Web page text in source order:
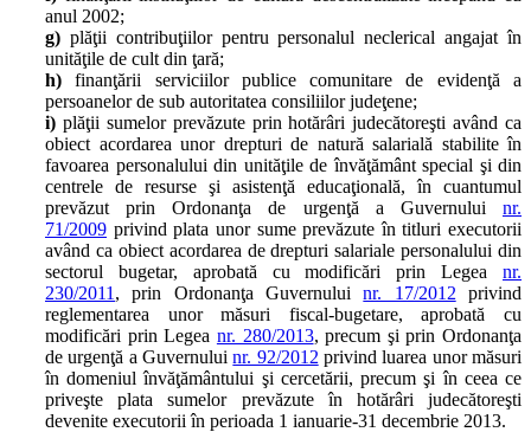
anul 2002;
g) plăţii contribuţiilor pentru personalul neclerical angajat în
unităţile de cult din ţară;
h) finanţării serviciilor publice comunitare de evidenţă a
persoanelor de sub autoritatea consiliilor judeţene;
i) plăţii sumelor prevăzute prin hotărâri judecătoreşti având ca
obiect acordarea unor drepturi de natură salarială stabilite în
favoarea personalului din unităţile de învăţământ special şi din
centrele de resurse şi asistenţă educaţională, în cuantumul
prevăzut prin Ordonanţa de urgenţă a Guvernului nr.
71/2009 privind plata unor sume prevăzute în titluri executorii
având ca obiect acordarea de drepturi salariale personalului din
sectorul bugetar, aprobată cu modificări prin Legea nr.
230/2011 , prin Ordonanţa Guvernuluinr. 17/2012 privind
reglementarea unor măsuri fiscal-bugetare, aprobată cu
modificări prin Legea nr. 280/2013, precum şi prin Ordonanţa
de urgenţă a Guvernuluinr. 92/2012 privind luarea unor măsuri
în domeniul învăţământului şi cercetării, precum şi în ceea ce
priveşte plata sumelor prevăzute în hotărâri judecătoreşti
devenite executorii în perioada 1 ianuarie-31 decembrie 2013.